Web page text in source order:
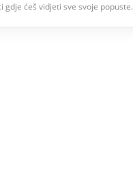
gdje ćeš vidjeti sve svoje popuste.